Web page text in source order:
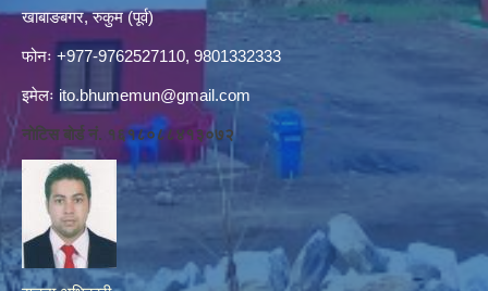
खाबाङबगर, रुकुम (पूर्व)
फोनः +977-9762527110, 9801332333
इमेलः ito.bhumemun@gmail.com
नोटिस बोर्ड नं. १६१८०८८४१३०७२